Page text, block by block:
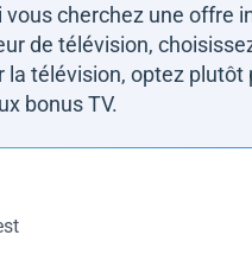
vous cherchez une offre
de télévision,
télévision, optez plutôt
bonus TV.